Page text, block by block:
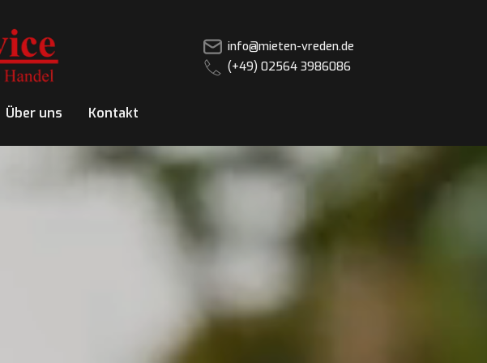
info@mieten-vreden.de
(+49) 02564 3986086
Über uns Kontakt